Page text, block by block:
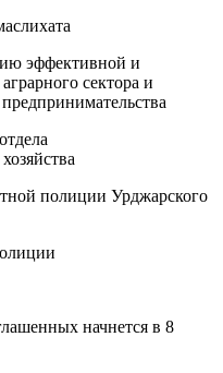
эффективной и
сектора и
полиции Урджарского
начнется в 8